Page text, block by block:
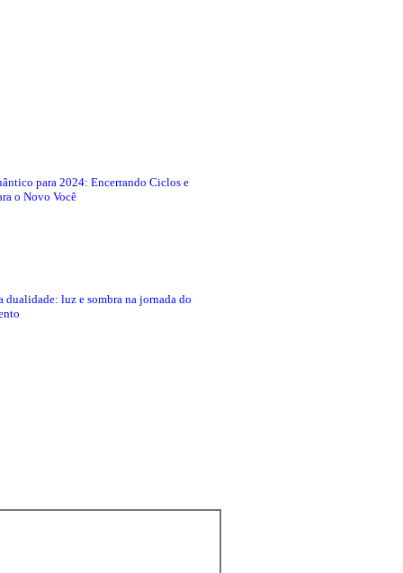
para 2024: Encerrando Ciclos e
o Novo Você
dualidade: luz e sombra na jornada do